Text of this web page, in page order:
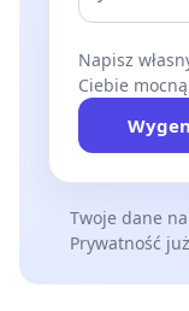
Napisz
Ciebie
Twoje dane
Prywatność